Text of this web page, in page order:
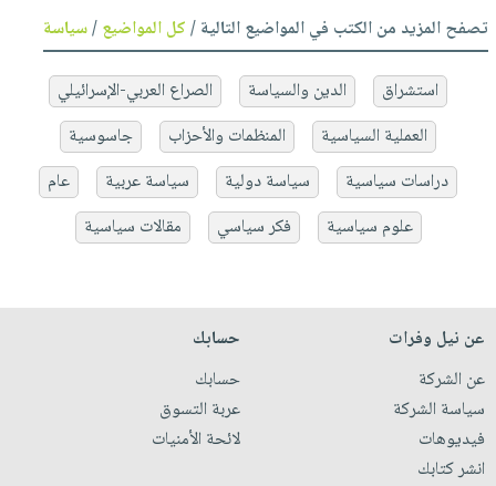
تصفح المزيد من الكتب في المواضيع التالية /كل المواضيع/سياسة
استشراق الدين والسياسة
الصراع العربي-الإسرائيلي
العملية السياسية
المنظمات والأحزاب
جاسوسية
دراسات سياسية
سياسة دولية سياسة عربية
عام
علوم سياسية
فكر سياسي مقالات سياسية
عن نيل وفرات
عن الشركة
سياسة الشركة
فيديوهات
انشر كتابك
حسابك
حسابك
عربة التسوق
لائحة الأمنيات